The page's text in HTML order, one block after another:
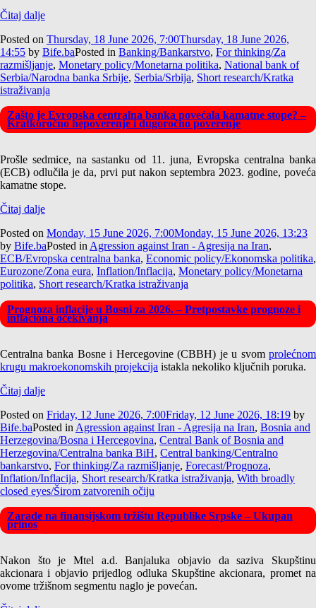
Čitaj dalje
Posted on Thursday, 18 June 2026, 7:00Thursday, 18 June 2026,
14:55 by Bife.baPosted in Banking/Bankarstvo, For thinking/Za
razmišljanje, Monetary policy/Monetarna politika, National bank of
Serbia/Narodna banka Srbije, Serbia/Srbija, Short research/Kratka
istraživanja
Zašto je Evropska centralna banka povećala kamatne stope? –
Kratkoročno nepoverenje i dugoročno poverenje
Prošle sedmice, na sastanku od 11. juna, Evropska centralna banka
(ECB) odlučila je da, prvi put nakon septembra 2023. godine, poveća
kamatne stope.
Čitaj dalje
Posted on Monday, 15 June 2026, 7:00Monday, 15 June 2026, 13:23
by Bife.baPosted inAgression against Iran - Agresija na Iran,
ECB/Evropska centralna banka, Economic policy/Ekonomska politika,
Eurozone/Zona eura, Inflation/Inflacija, Monetary policy/Monetarna
politika, Short research/Kratka istraživanja
Prognoza inflacije u Bosni za 2026. – Pretpostavke prognoze i
inflaciona očekivanja
Centralna banka Bosne i Hercegovine (CBBH) je u svom prolećnom
krugu makroekonomskih projekcija istakla nekoliko ključnih poruka.
Čitaj dalje
Posted on Friday, 12 June 2026, 7:00Friday, 12 June 2026, 18:19 by
Bife.baPosted in Agression against Iran - Agresija na Iran, Bosnia and
Herzegovina/Bosna i Hercegovina, Central Bank of Bosnia and
Herzegovina/Centralna banka BiH, Central banking/Centralno
bankarstvo, For thinking/Za razmišljanje, Forecast/Prognoza,
Inflation/Inflacija, Short research/Kratka istraživanja, With broadly
closed eyes/Širom zatvorenih očiju
Zarade na finansijskom tržištu Republike Srpske – Ukupan
prinos
Nakon što je Mtel a.d. Banjaluka objavio da saziva Skupštinu
akcionara i objavio prijedlog odluka Skupštine akcionara, promet na
ovome tržišnom segmentu naglo je povećan.